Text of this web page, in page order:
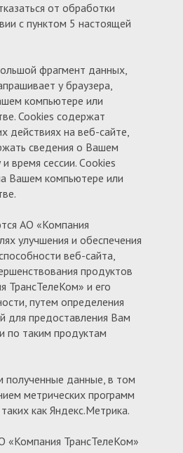
от обработки
с пунктом 5 настоящей
фрагмент данных,
у браузера,
компьютере или
Cookies содержат
действиях на веб-сайте,
сведения о Вашем
время сессии. Сookies
Вашем компьютере или
АО «Компания
улучшения и обеспечения
веб-сайта,
продуктов
ТрансТелеКом» и его
путем определения
для предоставления Вам
по таким продуктам
данные, в том
метрических программ
как Яндекс.Метрика.
«Компания ТрансТелеКом»